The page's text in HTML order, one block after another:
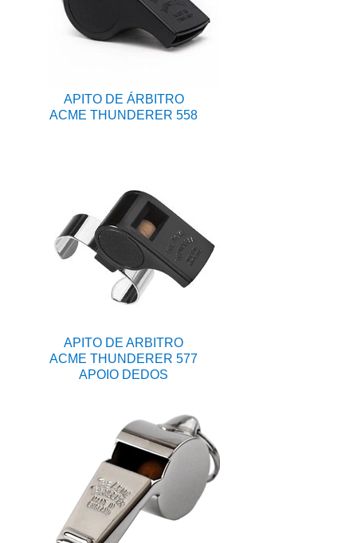
APITO DE ÁRBITRO
ACME THUNDERER 558
APITO DE ARBITRO
ACME THUNDERER 577
APOIO DEDOS